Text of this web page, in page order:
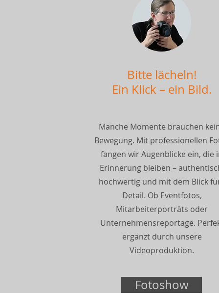
Bitte lächeln!
Ein Klick – ein Bild.
Manche Momente brauchen
Bewegung. Mit professionellen
fangen wir Augenblicke ein, die
Erinnerung bleiben –
hochwertig und mit dem Blick
Detail. Ob Eventfotos,
Mitarbeiterporträts oder
Unternehmensreportage.
ergänzt durch unsere
Videoproduktion.
Fotoshow